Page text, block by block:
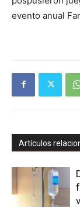
evento anual
Artículos